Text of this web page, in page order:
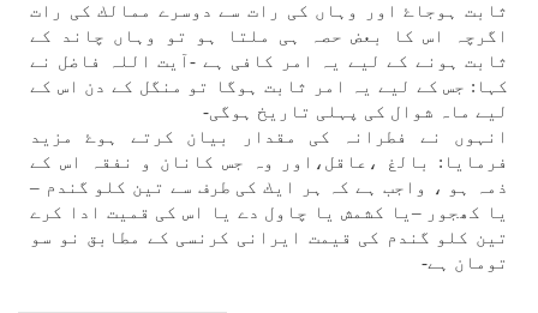
ثابت ہوجاۓ اور وہاں كی رات سے دوسرے ممالك كی رات
اگرچہ اس كا بعض حصہ ہی ملتا ہو تو وہاں چاند كے
ثابت ہونے كے لیے یہ امر كافی ہے -آيت اللہ فاضل نے
كہا: جس كے لیے یہ امر ثابت ہوگا تو منگل كے دن اس كے
لیے ماہ شوال كی پہلی تاريخ ہوگی-
انہوں نے فطرانہ كی مقدار بيان كرتے ہوۓ مزيد
فرمايا: بالغ ،عاقل،اور وہ جس كانان و نفقہ اس كے
ذمہ ہو ، واجب ہے كہ ہر ايك كی طرف سے تين كلو گندم –
يا كھجور –يا كشمش يا چاول دے يا اس كی قميت ادا كرے
تين كلو گندم كی قيمت ايرانی كرنسی كے مطابق نو سو
تومان ہے-